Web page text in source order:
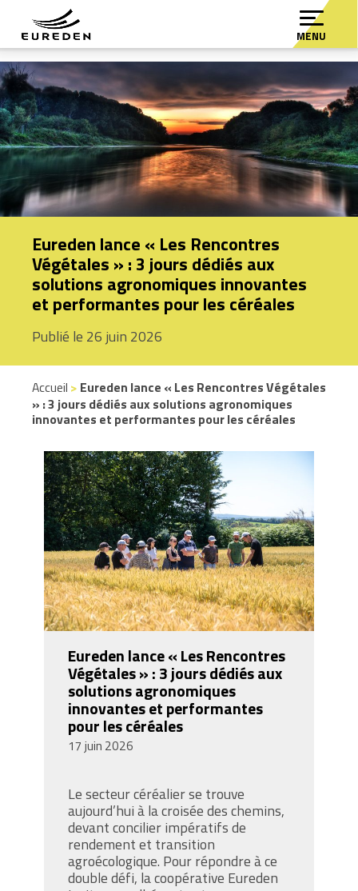
MENU
Eureden lance « Les Rencontres
Végétales » : 3 jours dédiés aux
solutions agronomiques innovantes
et performantes pour les céréales
Publié le 26 juin 2026
Accueil > Eureden lance « Les Rencontres Végétales
» : 3 jours dédiés aux solutions agronomiques
innovantes et performantes pour les céréales
Eureden lance « Les Rencontres
Végétales » : 3 jours dédiés aux
solutions agronomiques
innovantes et performantes
pour les céréales
17 juin 2026
Le secteur céréalier se trouve
aujourd’hui à la croisée des chemins,
devant concilier impératifs de
rendement et transition
agroécologique. Pour répondre à ce
double défi, la coopérative Eureden